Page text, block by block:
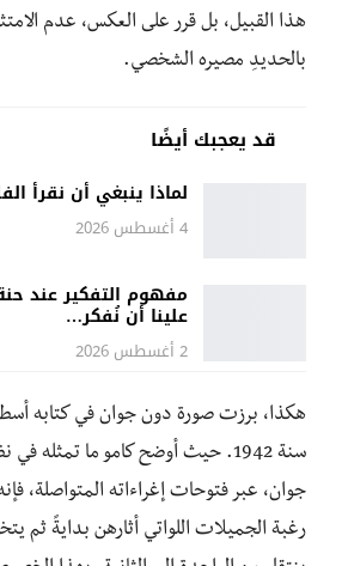
هذا القبيل، بل قرر على العكس، عدم
بالحديدِ مصيره الشخصي.
قد يعجبك أيضًا
لماذا ينبغي أن نقرأ
4 أغسطس 2026
مفهوم التفكير عند
علينا أن نُفكر…
2 أغسطس 2026
هكذا، برزت صورة دون جوان في كتابه
سنة 1942. حيث أوضح كامو ما تمثله
جوان، عبر فتوحات إغراءاته المتواصلة،
رغبة الجميلات اللواتي أثارهن بدايةً ثم